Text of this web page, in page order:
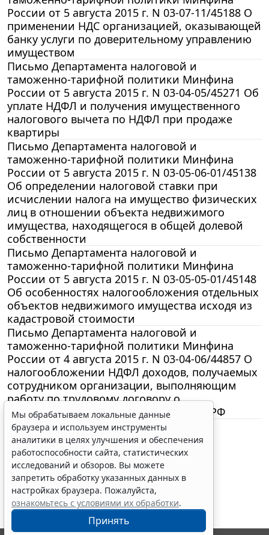
России от 5 августа 2015 г. N 03-07-11/45188 О
применении НДС организацией, оказывающей
банку услуги по доверительному управлению
имуществом
Письмо Департамента налоговой и
таможенно-тарифной политики Минфина
России от 5 августа 2015 г. N 03-04-05/45271 Об
уплате НДФЛ и получения имущественного
налогового вычета по НДФЛ при продаже
квартиры
Письмо Департамента налоговой и
таможенно-тарифной политики Минфина
России от 5 августа 2015 г. N 03-05-06-01/45138
Об определении налоговой ставки при
исчислении налога на имущество физических
лиц в отношении объекта недвижимого
имущества, находящегося в общей долевой
собственности
Письмо Департамента налоговой и
таможенно-тарифной политики Минфина
России от 5 августа 2015 г. N 03-05-05-01/45148
Об особенностях налогообложения отдельных
объектов недвижимого имущества исходя из
кадастровой стоимости
Письмо Департамента налоговой и
таможенно-тарифной политики Минфина
России от 4 августа 2015 г. N 03-04-06/44857 О
налогообложении НДФЛ доходов, получаемых
сотрудником организации, выполняющим
работу по трудовому договору о
дистанционной работе за пределами РФ
Показать еще материалы
Мы обрабатываем локальные данные
браузера и используем инструменты
аналитики в целях улучшения и обеспечения
работоспособности сайта, статистических
исследований и обзоров. Вы можете
запретить обработку указанных данных в
настройках браузера. Пожалуйста,
ознакомьтесь с условиями их обработки.
Принять